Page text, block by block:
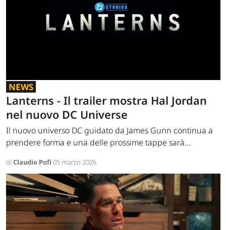
NEWS
Lanterns - Il trailer mostra Hal Jordan
nel nuovo DC Universe
Il nuovo universo DC guidato da James Gunn continua a
prendere forma e una delle prossime tappe sarà...
di Claudio Pofi 05 marzo 2026